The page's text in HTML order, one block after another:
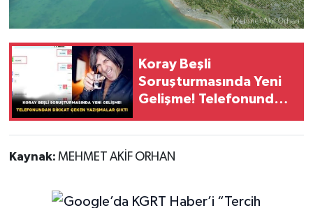
Koray Beşli
Soruşturmasında Yeni
Gelişme! Telefonundan
Yazışmalar Çıktı
Kaynak: MEHMET AKİF ORHAN